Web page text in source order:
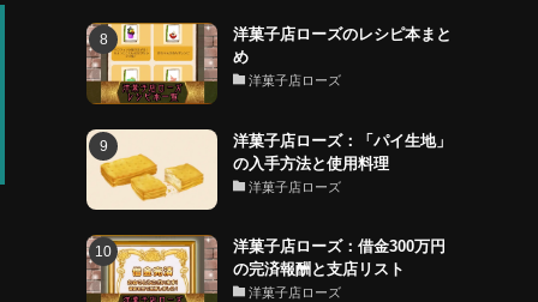
洋菓子店ローズのレシピ本まと
め
洋菓子店ローズ
洋菓子店ローズ：「パイ生地」
の入手方法と使用料理
洋菓子店ローズ
洋菓子店ローズ：借金300万円
の完済報酬と支店リスト
洋菓子店ローズ